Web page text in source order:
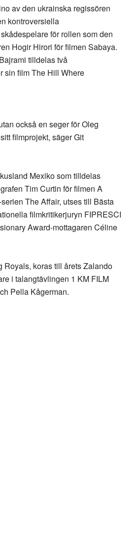
av den ukrainska regissören
kontroversiella
för rollen som den
Hogir Hirori för filmen Sabaya.
tilldelas två
sin film The Hill Where
också en seger för Oleg
filmprojekt, säger Git
Mexiko som tilldelas
Tim Curtin för filmen A
The Affair, utses till Bästa
filmkritikerjuryn FIPRESCI
Award-mottagaren Céline
koras till årets Zalando
i talangtävlingen 1 KM FILM
Pella Kågerman.